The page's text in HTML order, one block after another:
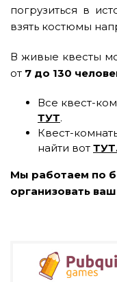
погрузиться в
взять костюмы
В живые квесты
от 7 до 130
Все квест-
ТУТ.
Квест-
найти вот
Мы работаем по
организовать